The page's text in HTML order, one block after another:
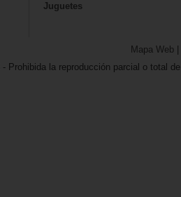
Juguetes
Mapa Web
- Prohibida la reproducción parcial o total